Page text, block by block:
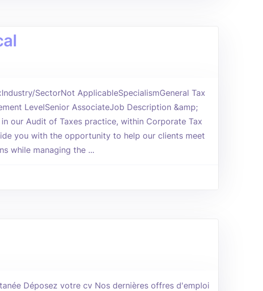
SectorNot ApplicableSpecialismGeneral Tax
LevelSenior AssociateJob Description &amp;
in our Audit of Taxes practice, within Corporate Tax
you with the opportunity to help our clients meet
while managing the ...
Déposez votre cv Nos dernières offres d'emploi